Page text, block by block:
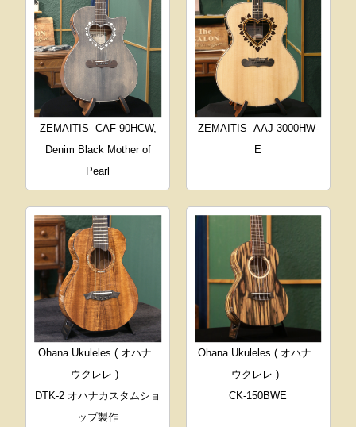
ZEMAITIS CAF-90HCW,
Denim Black Mother of
Pearl
ZEMAITIS AAJ-3000HW-
E
Ohana Ukuleles ( オハナ
ウクレレ )
DTK-2 オハナカスタムショ
ップ製作
Ohana Ukuleles ( オハナ
ウクレレ )
CK-150BWE